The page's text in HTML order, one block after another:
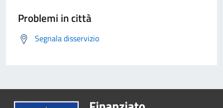
Problemi in città
Segnala disservizio